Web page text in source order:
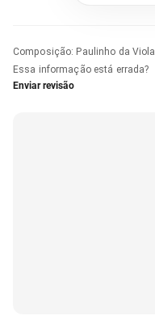
Composição: Paulinho da Viola
Essa informação está errada?
Enviar revisão